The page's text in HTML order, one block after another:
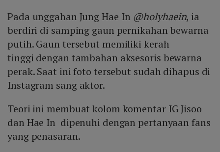
Pada unggahan Jung Hae In @holyhaein, ia
berdiri di samping gaun pernikahan bewarna
putih. Gaun tersebut memiliki kerah
tinggi dengan tambahan aksesoris bewarna
perak. Saat ini foto tersebut sudah dihapus di
Instagram sang aktor.
Teori ini membuat kolom komentar IG Jisoo
dan Hae In dipenuhi dengan pertanyaan fans
yang penasaran.